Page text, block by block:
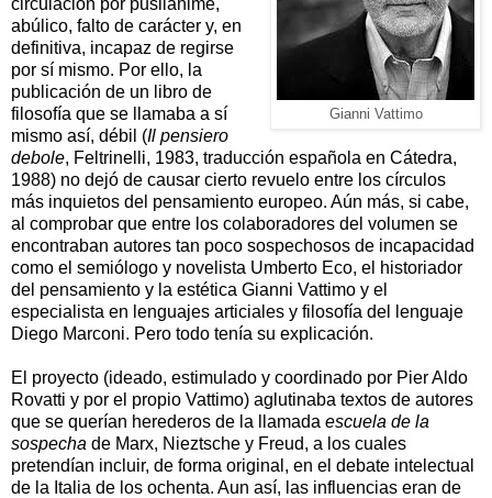
Gianni Vattimo
abúlico, falto de carácter y, en
definitiva, incapaz de regirse
por sí mismo. Por ello, la
publicación de un libro de
filosofía que se llamaba a sí
mismo así, débil (Il pensiero
debole, Feltrinelli, 1983, traducción española en Cátedra,
1988) no dejó de causar cierto revuelo entre los círculos
más inquietos del pensamiento europeo. Aún más, si cabe,
al comprobar que entre los colaboradores del volumen se
encontraban autores tan poco sospechosos de incapacidad
como el semiólogo y novelista Umberto Eco, el historiador
del pensamiento y la estética Gianni Vattimo y el
especialista en lenguajes articiales y filosofía del lenguaje
Diego Marconi. Pero todo tenía su explicación.
El proyecto (ideado, estimulado y coordinado por Pier Aldo
Rovatti y por el propio Vattimo) aglutinaba textos de autores
que se querían herederos de la llamada escuela de la
sospecha de Marx, Nieztsche y Freud, a los cuales
pretendían incluir, de forma original, en el debate intelectual
de la Italia de los ochenta. Aun así, las influencias eran de